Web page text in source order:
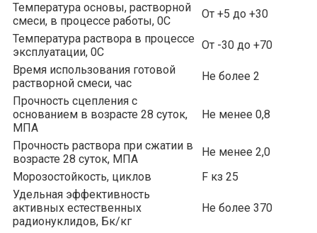
Температура основы, растворной
смеси, в процессе работы, 0С
От +5 до +30
Температура раствора в процессе
эксплуатации, 0С
От -30 до +70
Время использования готовой
растворной смеси, час
Не более 2
Прочность сцепления с
основанием в возрасте 28 суток,
МПА
Не менее 0,8
Прочность раствора при сжатии в
возрасте 28 суток, МПА
Не менее 2,0
Морозостойкость, циклов
F кз 25
Удельная эффективность
активных естественных
радионуклидов, Бк/кг
Не более 370